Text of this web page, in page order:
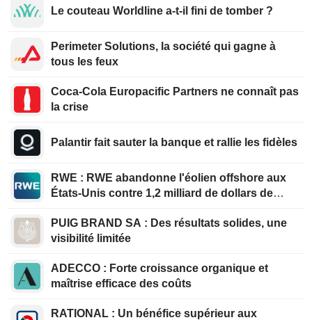
Le couteau Worldline a-t-il fini de tomber ?
Perimeter Solutions, la société qui gagne à
tous les feux
Coca-Cola Europacific Partners ne connaît pas
la crise
Palantir fait sauter la banque et rallie les fidèles
RWE : RWE abandonne l'éolien offshore aux
États-Unis contre 1,2 milliard de dollars de
PUIG BRAND SA : Des résultats solides, une
visibilité limitée
ADECCO : Forte croissance organique et
maîtrise efficace des coûts
RATIONAL : Un bénéfice supérieur aux